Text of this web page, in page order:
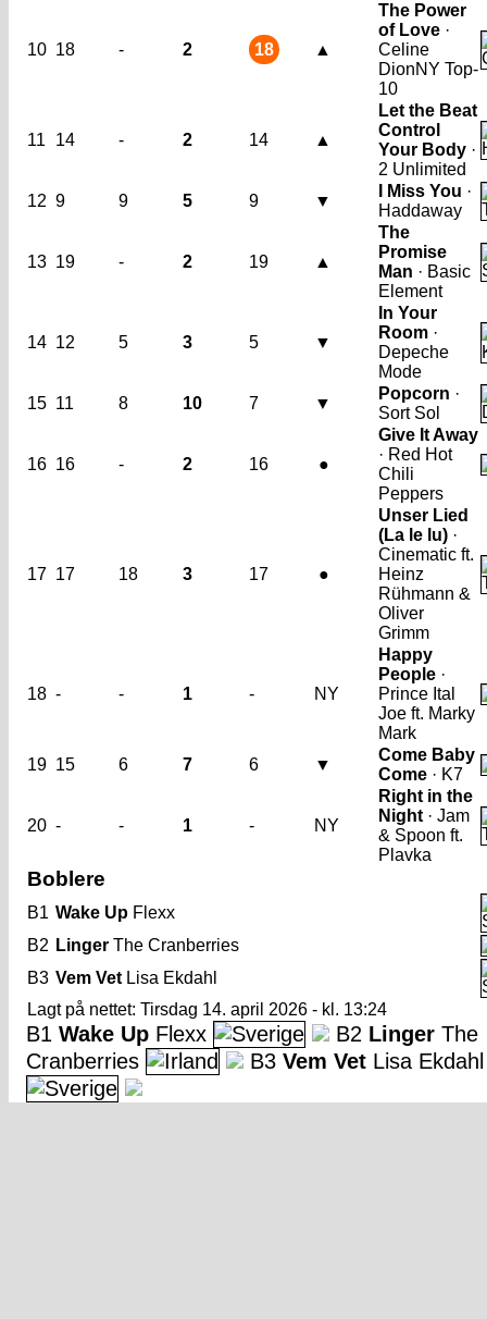
10 18 - 2 18 ▲
The Power
of Love ·
Celine
DionNY Top-
10
11 14 - 2 14 ▲
Let the Beat
Control
Your Body ·
2 Unlimited
12 9 9 5 9 ▼
I Miss You ·
Haddaway
13 19 - 2 19 ▲
The
Promise
Man · Basic
Element
14 12 5 3 5 ▼
In Your
Room ·
Depeche
Mode
15 11 8 10 7 ▼
Popcorn ·
Sort Sol
16 16 - 2 16 ●
Give It Away
· Red Hot
Chili
Peppers
17 17 18 3 17 ●
Unser Lied
(La le lu) ·
Cinematic ft.
Heinz
Rühmann &
Oliver
Grimm
18 - - 1 - NY
Happy
People ·
Prince Ital
Joe ft. Marky
Mark
19 15 6 7 6 ▼
Come Baby
Come · K7
20 - - 1 - NY
Right in the
Night · Jam
& Spoon ft.
Plavka
Boblere
B1 Wake Up Flexx
B2 Linger The Cranberries
B3 Vem Vet Lisa Ekdahl
Lagt på nettet: Tirsdag 14. april 2026 - kl. 13:24
B1 Wake Up Flexx B2 Linger The
Cranberries
B3 Vem Vet Lisa Ekdahl